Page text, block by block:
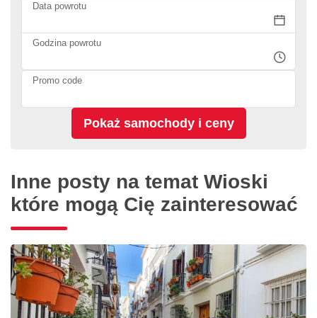
Data powrotu
Godzina powrotu
Promo code
Inne posty na temat Wioski
które mogą Cię zainteresować